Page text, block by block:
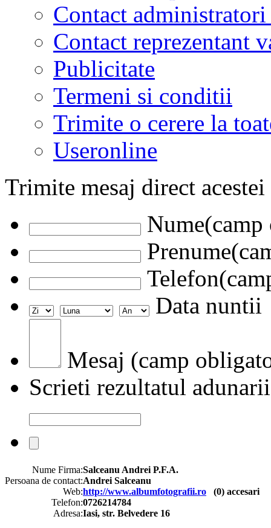
Contact
Contact reprezentant
Publicitate
Termeni si conditii
Trimite o cerere la
Useronline
Trimite mesaj direct
Data nuntii
Mesaj (camp
Scrieti rezultatul adunarii
Nume Firma:Salceanu Andrei P.F.A.
Persoana de contact:Andrei Salceanu
Web:http://www.albumfotografii.ro (0) accesari
Telefon:0726214784
Adresa:Iasi, str. Belvedere 16